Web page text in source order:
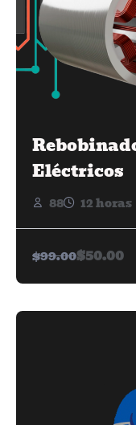
Eléctricos
88 12 horas
$99.00$50.00